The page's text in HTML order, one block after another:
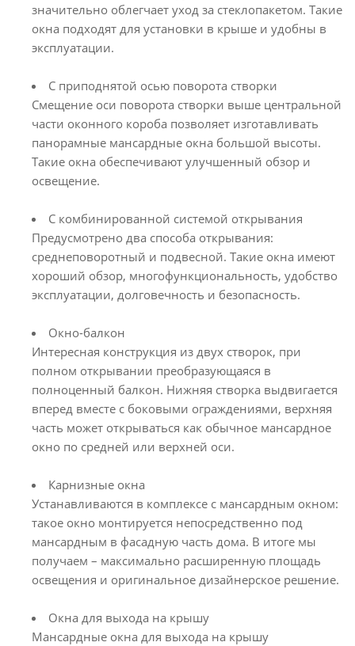
значительно облегчает уход за стеклопакетом. Такие
окна подходят для установки в крыше и удобны в
эксплуатации.
С приподнятой осью поворота створки
Смещение оси поворота створки выше центральной
части оконного короба позволяет изготавливать
панорамные мансардные окна большой высоты.
Такие окна обеспечивают улучшенный обзор и
освещение.
С комбинированной системой открывания
Предусмотрено два способа открывания:
среднеповоротный и подвесной. Такие окна имеют
хороший обзор, многофункциональность, удобство
эксплуатации, долговечность и безопасность.
Окно-балкон
Интересная конструкция из двух створок, при
полном открывании преобразующаяся в
полноценный балкон. Нижняя створка выдвигается
вперед вместе с боковыми ограждениями, верхняя
часть может открываться как обычное мансардное
окно по средней или верхней оси.
Карнизные окна
Устанавливаются в комплексе с мансардным окном:
такое окно монтируется непосредственно под
мансардным в фасадную часть дома. В итоге мы
получаем – максимально расширенную площадь
освещения и оригинальное дизайнерское решение.
Окна для выхода на крышу
Мансардные окна для выхода на крышу